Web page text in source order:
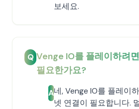
보세요.
Q Venge IO를 플레이하려
필요한가요?
A네, Venge IO를 플레이
넷 연결이 필요합니다.